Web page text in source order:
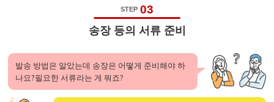
STEP 03
송장 등의 서류 준비
발송 방법은 알았는데 송장은 어떻게 준비해야 하
나요?필요한 서류라는 게 뭐죠?